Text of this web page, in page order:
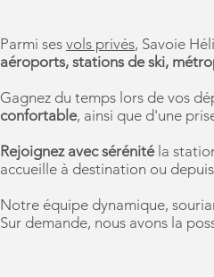
Parmi ses vols privés, Savoie
aéroports, stations de ski,
Gagnez du temps lors de vos
confortable, ainsi que d'une
Rejoignez avec sérénitéla
accueille à destination ou
Notre équipe dynamique,
Sur demande, nous avons la